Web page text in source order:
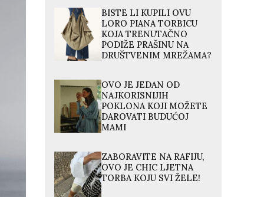
BISTE LI KUPILI OVU
LORO PIANA TORBICU
KOJA TRENUTAČNO
PODIŽE PRAŠINU NA
DRUŠTVENIM MREŽAMA?
OVO JE JEDAN OD
NAJKORISNIJIH
POKLONA KOJI MOŽETE
DAROVATI BUDUĆOJ
MAMI
ZABORAVITE NA RAFIJU,
OVO JE CHIC LJETNA
TORBA KOJU SVI ŽELE!